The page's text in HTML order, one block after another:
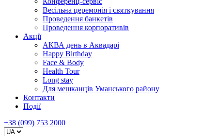
Весільна церемонія і святкування
Проведення банкетів
Проведення корпоративів
Акції
АКВА день в Аквадарі
Happy Birthday
Face & Body
Health Tour
Long stay
Для мешканців Уманського району
Контакти
Події
+38 (099) 753 2000